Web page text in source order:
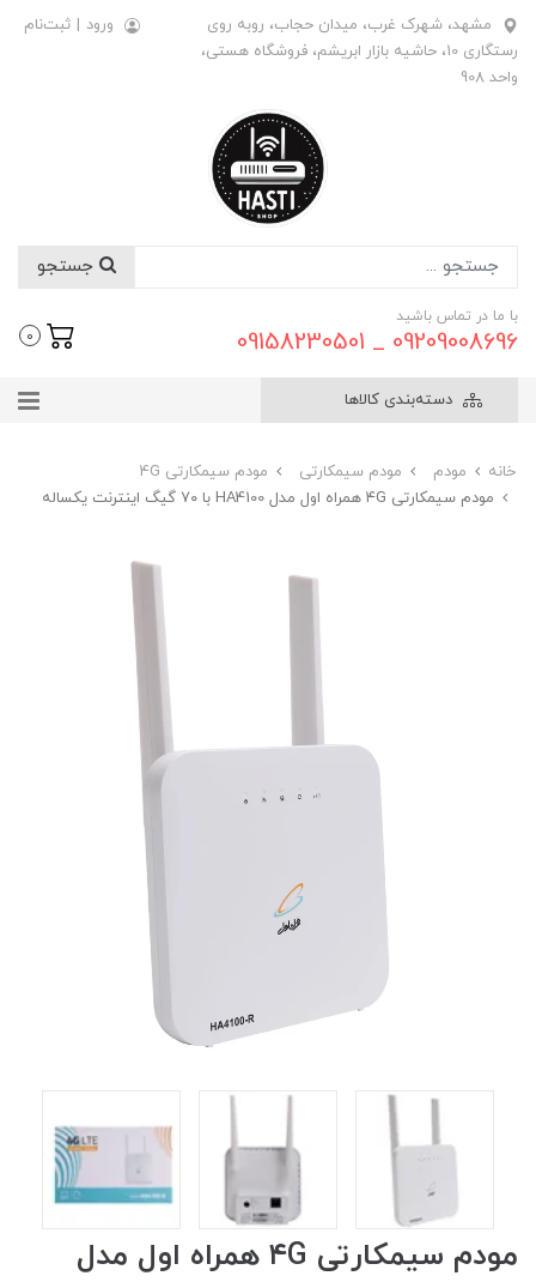
مشهد، شهرک غرب، میدان حجاب، روبه روی
رستگاری 10، حاشیه بازار ابریشم، فروشگاه هستی،
واحد 908
ورود | ثبت‌نام
با ما در تماس باشید
09209008696 _ 09158230501
0
دسته‌بندی کالاها
خانه مودم مودم سیمکارتی
مودم سیمکارتی 4G
مودم سیمکارتی ۴G همراه اول مدل HA4100 با ۷۰ گیگ اینترنت یکساله
مودم سیمکارتی ۴G همراه اول مدل